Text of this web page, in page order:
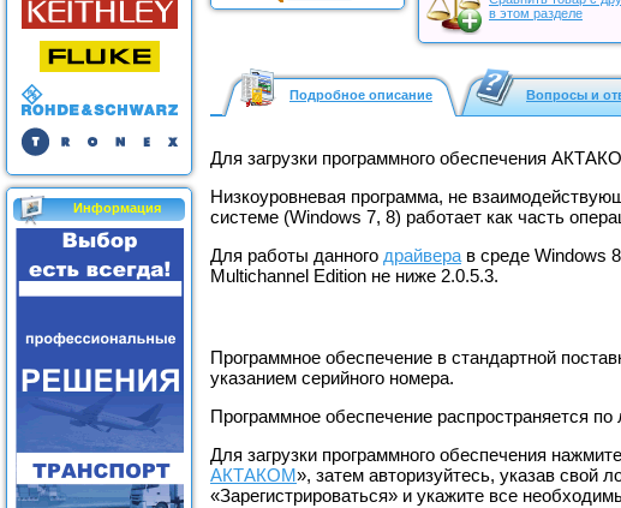
Информация
в этом разделе
Подробное описание Вопросы и
Для загрузки программного обеспечения
Низкоуровневая программа, не
системе (Windows 7, 8) работает как часть
Для работы данного драйвера в среде Windows
Multichannel Edition не ниже 2.0.5.3.
Программное обеспечение в стандартной
указанием серийного номера.
Программное обеспечение распространяется по
Для загрузки программного обеспечения
АКТАКОМ», затем авторизуйтесь, указав свой
«Зарегистрироваться» и укажите все